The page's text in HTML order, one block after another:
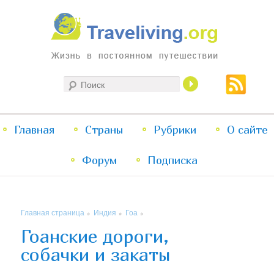
Traveliving
Жизнь в постоянном путешествии
меню
Перейти
к
Перейти
к
Главная Страны Рубрики О сайте
Форум Подписка
Главная страница » Индия » Гоа »
Гоанские дороги,
собачки и закаты